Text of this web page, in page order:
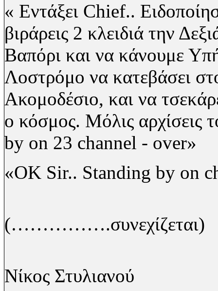
« Εντάξει Chief..
βιράρεις 2 κλειδιά την
Βαπόρι και να κάνουμε
Λοστρόμο να κατεβάσει
Ακομοδέσιο, και να
ο κόσμος. Μόλις
by on 23 channel - over»
«ΟΚ Sir.. Standing by on
(…………….συνεχίζεται)
Νίκος Στυλιανού